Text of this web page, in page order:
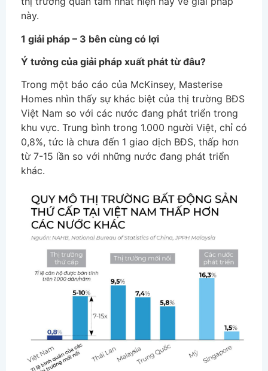
này.
1 giải pháp – 3 bên cùng có lợi
Ý tưởng của giải pháp xuất phát từ đâu?
Trong một báo cáo của McKinsey, Masterise
Homes nhìn thấy sự khác biệt của thị trường BĐS
Việt Nam so với các nước đang phát triển trong
khu vực. Trung bình trong 1.000 người Việt, chỉ có
0,8%, tức là chưa đến 1 giao dịch BĐS, thấp hơn
từ 7-15 lần so với những nước đang phát triển
khác.